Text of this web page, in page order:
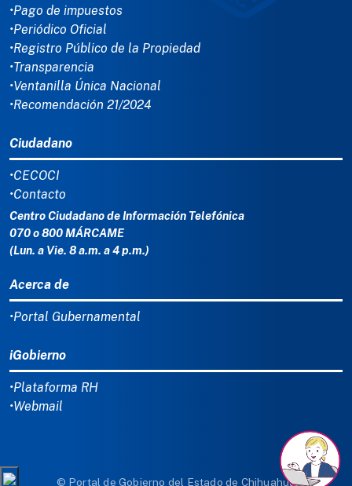
•Pago de impuestos
•Periódico Oficial
•Registro Público de la Propiedad
•Transparencia
•Ventanilla Única Nacional
•Recomendación 21/2024
Ciudadano
•CECOCI
•Contacto
Centro Ciudadano de Información Telefónica
070 o 800 MÁRCAME
(Lun. a Vie. 8 a.m. a 4 p.m.)
Acerca de
•Portal Gubernamental
iGobierno
•Plataforma RH
•Webmail
© Portal de Gobierno del Estado de Chihuahua